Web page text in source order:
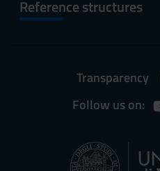
Reference structures
Transparency
Follow us on: